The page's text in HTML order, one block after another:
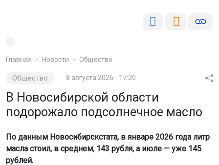
Главная Новости Общество
Общество 8 августа 2026 - 17:20
В Новосибирской области
подорожало подсолнечное масло
По данным Новосибирскстата, в январе 2026 года литр
масла стоил, в среднем, 143 рубля, а июле — уже 145
рублей.